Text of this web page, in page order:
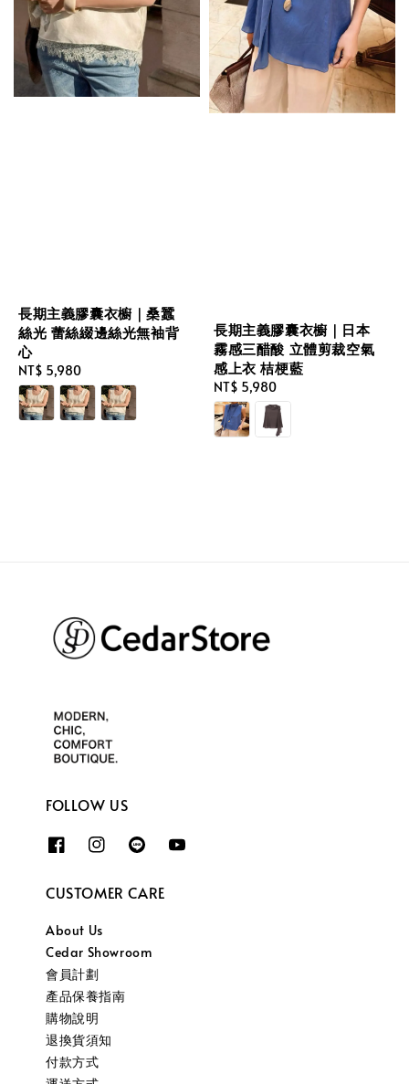
長期主義膠囊衣櫥｜桑蠶
絲光 蕾絲綴邊絲光無袖背
心
Regular
price
NT$ 5,980
長期主義膠囊衣櫥｜日本
霧感三醋酸 立體剪裁空氣
感上衣 桔梗藍
Regular
price
NT$ 5,980
FOLLOW US
CUSTOMER CARE
About Us
Cedar Showroom
會員計劃
產品保養指南
購物說明
退換貨須知
付款方式